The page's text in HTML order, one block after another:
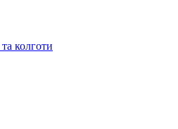
колготи